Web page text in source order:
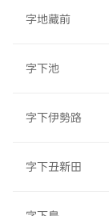
字地藏前
字下池
字下伊勢路
字下丑新田